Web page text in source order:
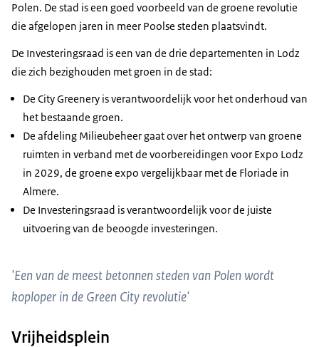
Polen. De stad is een goed voorbeeld van de groene revolutie
die afgelopen jaren in meer Poolse steden plaatsvindt.
De Investeringsraad is een van de drie departementen in Lodz
die zich bezighouden met groen in de stad:
De City Greenery is verantwoordelijk voor het onderhoud van
het bestaande groen.
De afdeling Milieubeheer gaat over het ontwerp van groene
ruimten in verband met de voorbereidingen voor Expo Lodz
in 2029, de groene expo vergelijkbaar met de Floriade in
Almere.
De Investeringsraad is verantwoordelijk voor de juiste
uitvoering van de beoogde investeringen.
'Een van de meest betonnen steden van Polen wordt
koploper in de Green City revolutie'
Vrijheidsplein